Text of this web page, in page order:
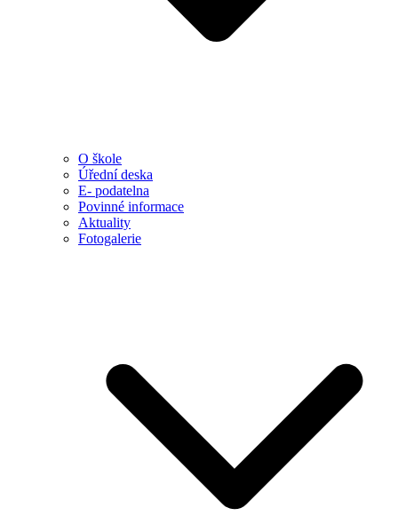
O škole
Úřední deska
E- podatelna
Povinné informace
Aktuality
Fotogalerie